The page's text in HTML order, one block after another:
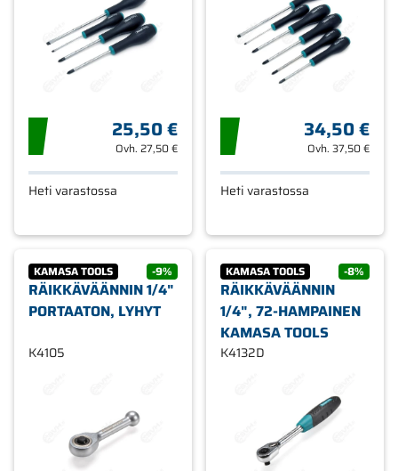
25,50 €
Ovh. 27,50 €
Heti varastossa
34,50 €
Ovh. 37,50 €
Heti varastossa
KAMASA TOOLS -9%
RÄIKKÄVÄÄNNIN 1/4"
PORTAATON, LYHYT
K4105
KAMASA TOOLS -8%
RÄIKKÄVÄÄNNIN
1/4", 72-HAMPAINEN
KAMASA TOOLS
K4132D